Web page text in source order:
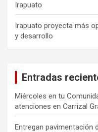
Irapuato
Irapuato proyecta más
y desarrollo
Entradas
Miércoles en tu
atenciones en Carrizal
Entregan pavimentación